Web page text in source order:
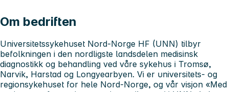
Om bedriften
Universitetssykehuset Nord-Norge HF (UNN) tilbyr
befolkningen i den nordligste landsdelen medisinsk
diagnostikk og behandling ved våre sykehus i Tromsø,
Narvik, Harstad og Longyearbyen. Vi er universitets- og
regionsykehuset for hele Nord-Norge, og vår visjon «Med